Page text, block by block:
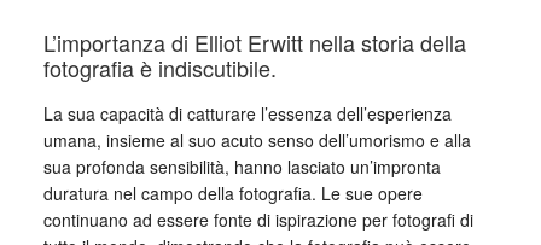
L’importanza di Elliot Erwitt nella storia della
fotografia è indiscutibile.
La sua capacità di catturare l’essenza dell’esperienza
umana, insieme al suo acuto senso dell’umorismo e alla
sua profonda sensibilità, hanno lasciato un’impronta
duratura nel campo della fotografia. Le sue opere
continuano ad essere fonte di ispirazione per fotografi di